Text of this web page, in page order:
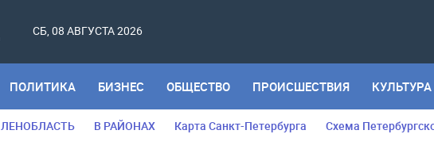
СБ, 08 АВГУСТА 2026
ПОЛИТИКА БИЗНЕС ОБЩЕСТВО ПРОИСШЕСТВИЯ КУЛЬТУРА
ЛЕНОБЛАСТЬ В РАЙОНАХ Карта Санкт-Петербурга Схема